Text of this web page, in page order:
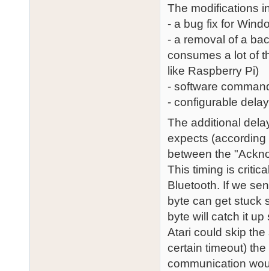
The modifications
- a bug fix for
- a removal of a
consumes a lot of
like Raspberry Pi)
- software
- configurable
The additional
expects
between the
This timing is
Bluetooth. If we
byte can get stuck
byte will catch it
Atari could skip
certain timeout)
communication